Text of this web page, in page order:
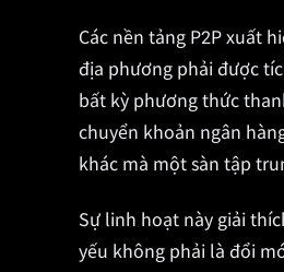
Các nền tảng P2P xuất
địa phương phải được
bất kỳ phương thức
chuyển khoản ngân
khác mà một sàn tập
Sự linh hoạt này giải
yếu không phải là đổi